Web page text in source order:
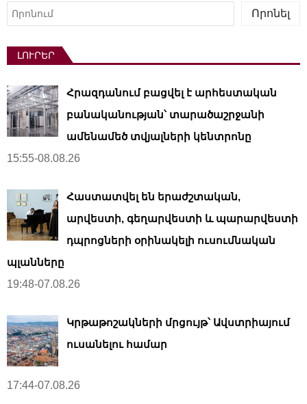
Որոնել
Որոնել
ԼՈՒՐԵՐ
Հրազդանում բացվել է արհեստական ​​
բանականության՝ տարածաշրջանի
ամենամեծ տվյալների կենտրոնը
15:55-08.08.26
Հաստատվել են երաժշտական,
արվեստի, գեղարվեստի և պարարվեստի
դպրոցների օրինակելի ուսումնական
պլանները
19:48-07.08.26
Կրթաթոշակների մրցույթ՝ Ավստրիայում
ուսանելու համար
17:44-07.08.26